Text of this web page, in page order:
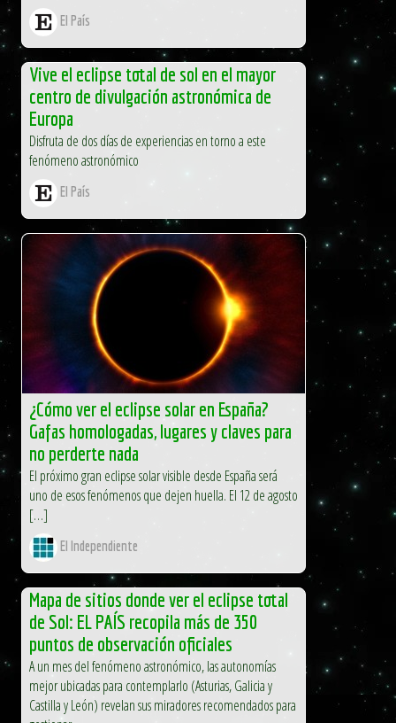
El País
Vive el eclipse total de sol en el mayor
centro de divulgación astronómica de
Europa
Disfruta de dos días de experiencias en torno a este
fenómeno astronómico
El País
¿Cómo ver el eclipse solar en España?
Gafas homologadas, lugares y claves para
no perderte nada
El próximo gran eclipse solar visible desde España será
uno de esos fenómenos que dejen huella. El 12 de agosto
[…]
El Independiente
Mapa de sitios donde ver el eclipse total
de Sol: EL PAÍS recopila más de 350
puntos de observación oficiales
A un mes del fenómeno astronómico, las autonomías
mejor ubicadas para contemplarlo (Asturias, Galicia y
Castilla y León) revelan sus miradores recomendados para